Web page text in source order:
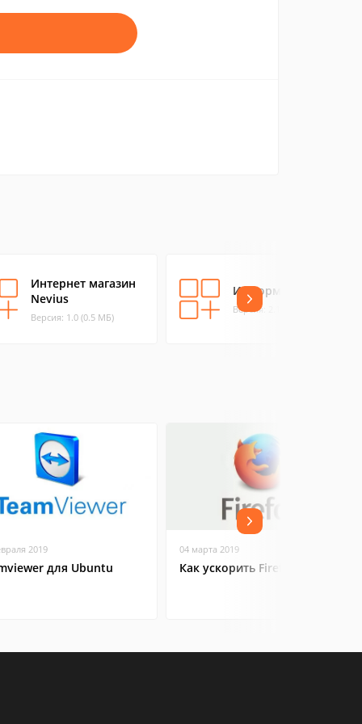
Интернет магазин
Nevius
Версия: 1.0 (0.5 МБ)
Информер
Версия: 2.1 (0.15 МБ)
2019
для Ubuntu
04 марта 2019
Как ускорить Firefox